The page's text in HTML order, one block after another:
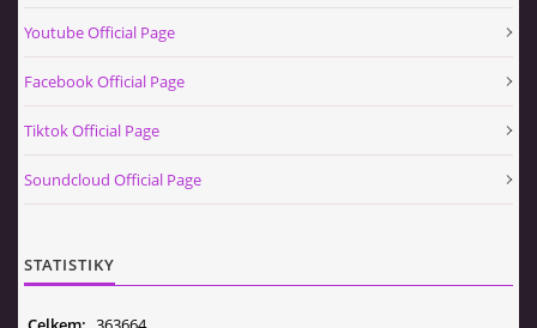
Youtube Official Page
Facebook Official Page
Tiktok Official Page
Soundcloud Official Page
STATISTIKY